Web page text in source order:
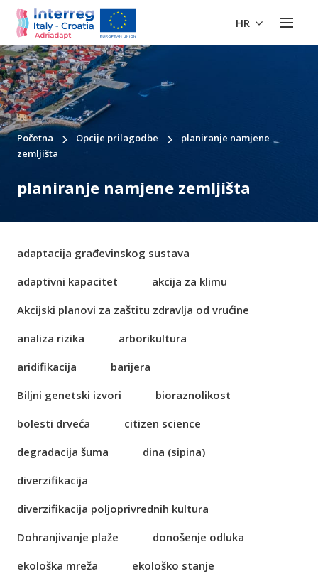
HR
Početna Opcije prilagodbe
planiranje namjene
zemljišta
planiranje namjene zemljišta
adaptacija građevinskog sustava
adaptivni kapacitet
akcija za klimu
Akcijski planovi za zaštitu zdravlja od vrućine
analiza rizika
arborikultura
aridifikacija
barijera
Biljni genetski izvori
bioraznolikost
bolesti drveća
citizen science
degradacija šuma
dina (sipina)
diverzifikacija
diverzifikacija poljoprivrednih kultura
Dohranjivanje plaže
donošenje odluka
ekološka mreža
ekološko stanje